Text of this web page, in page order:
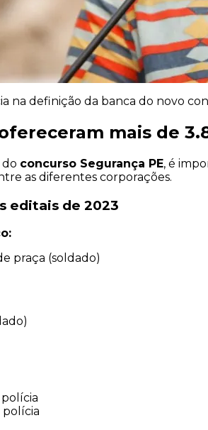
na definição da banca do novo
mais de
concurso Segurança PE, é
as diferentes corporações.
editais de 2023
praça (soldado)
polícia